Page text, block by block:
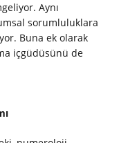
Aynı
sorumluluklara
Buna ek olarak
içgüdüsünü de